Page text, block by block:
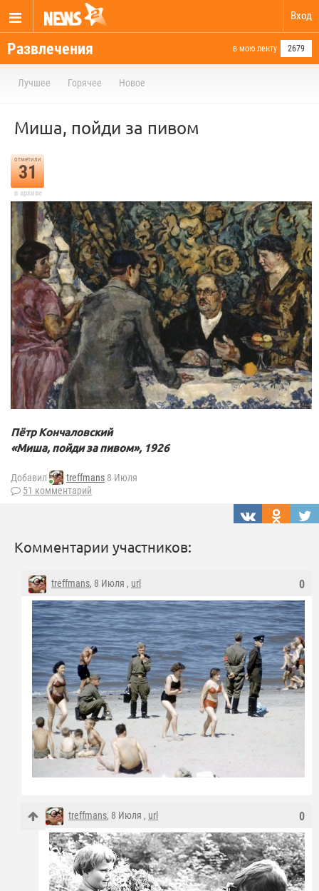
Вход
Развлечения в мою ленту 2679
Лучшее Горячее Новое
Миша, пойди за пивом
отметили
31
в архиве
Пётр Кончаловский
«Миша, пойди за пивом», 1926
Добавил treffmans 8 Июля
51 комментарий
Комментарии участников:
0
treffmans, 8 Июля , url
0
treffmans, 8 Июля , url